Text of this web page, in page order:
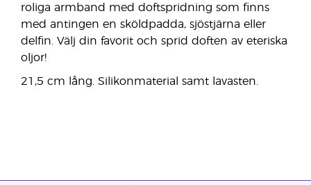
roliga armband med doftspridning som finns
med antingen en sköldpadda, sjöstjärna eller
delfin. Välj din favorit och sprid doften av eteriska
oljor!
21,5 cm lång. Silikonmaterial samt lavasten.